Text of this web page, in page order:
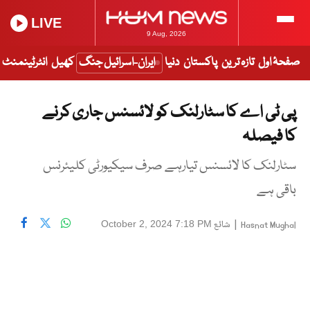
9 Aug, 2026
LIVE
صفحۂ اول تازہ ترین پاکستان دنیا ایران-اسرائیل جنگ کھیل انٹرٹینمنٹ
پی ٹی اے کا سٹارلنک کو لائسنس جاری کرنے
کا فیصلہ
سٹارلنک کا لائسنس تیارہے صرف سیکیورٹی کلیئرنس
باقی ہے
Hasnat Mughal
| شائع October 2, 2024 7:18 PM